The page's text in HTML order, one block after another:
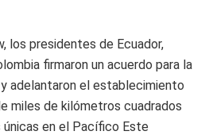
los presidentes de Ecuador,
firmaron un acuerdo para la
adelantaron el establecimiento
miles de kilómetros cuadrados
en el Pacífico Este